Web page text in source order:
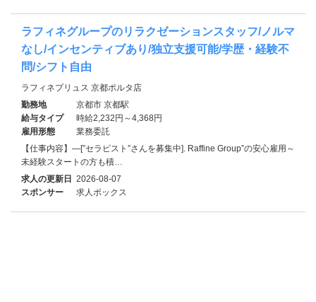
ラフィネグループのリラクゼーションスタッフ/ノルマ
なし/インセンティブあり/独立支援可能/学歴・経験不
問/シフト自由
ラフィネプリュス 京都ポルタ店
勤務地
京都市 京都駅
給与タイプ
時給2,232円～4,368円
雇用形態
業務委託
【仕事内容】―[”セラピスト”さんを募集中]. Raffine Group”の安心雇用～
未経験スタートの方も積…
求人の更新日 2026-08-07
スポンサー
求人ボックス